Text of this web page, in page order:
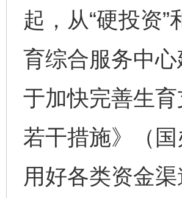
起，从“硬投资
育综合服务中
于加快完善生
若干措施》（
用好各类资金